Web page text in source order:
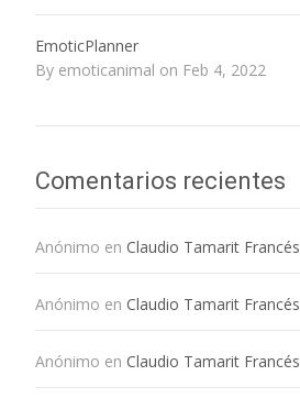
EmoticPlanner
By emoticanimal on Feb 4, 2022
Comentarios recientes
Anónimo en Claudio Tamarit Francés
Anónimo en Claudio Tamarit Francés
Anónimo en Claudio Tamarit Francés